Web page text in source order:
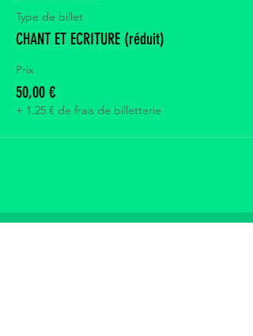
Type de billet
CHANT ET ECRITURE (réduit)
Prix
50,00 €
+ 1,25 € de frais de billetterie